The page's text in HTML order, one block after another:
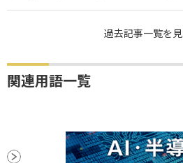
過去記事一覧を
関連用語一覧